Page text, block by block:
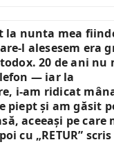
la nunta mea
l alesesem era
20 de ani nu
— iar la
i-am ridicat
piept și am găsit
aceeași pe care
cu „RETUR” scris